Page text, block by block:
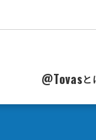
@Tovasと